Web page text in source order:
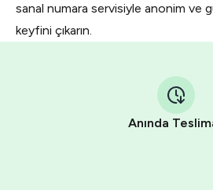
sanal numara servisiyle anonim ve
keyfini çıkarın.
Anında